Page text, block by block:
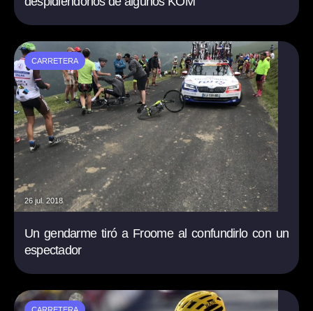
CARRETERA
26 jul. 2018
Un gendarme tiró a Froome al confundirlo con un
espectador
CARRETERA